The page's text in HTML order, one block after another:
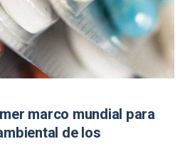
marco mundial para
de los